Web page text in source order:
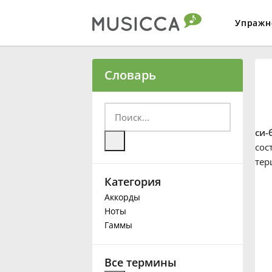
Български
Deutsch
Словарь
Категория
Аккорды
Ноты
Гаммы
Все термины